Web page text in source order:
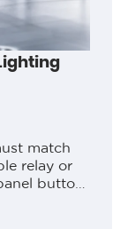
match
relay or
button